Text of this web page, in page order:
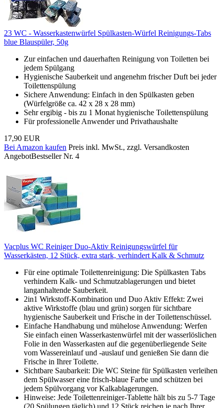
23 WC - Wasserkastenwürfel Spülkasten-Würfel Reinigungs-Tabs
blue Blauspüler, 50g
Zur einfachen und dauerhaften Reinigung von Toiletten bei
jedem Spülgang
Hygienische Sauberkeit und angenehm frischer Duft bei jeder
Toilettenspülung
Sichere Anwendung: Einfach in den Spülkasten geben
(Würfelgröße ca. 42 x 28 x 28 mm)
Sehr ergibig - bis zu 1 Monat hygienische Toilettenspülung
Für professionelle Anwender und Privathaushalte
17,90 EUR
Bei Amazon kaufen Preis inkl. MwSt., zzgl. Versandkosten
AngebotBestseller Nr. 4
Vacplus WC Reiniger Duo-Aktiv Reinigungswürfel für
Wasserkästen, 12 Stück, extra stark, verhindert Kalk & Schmutz
Für eine optimale Toilettenreinigung: Die Spülkasten Tabs
verhindern Kalk- und Schmutzablagerungen und bietet
langanhaltende Sauberkeit.
2in1 Wirkstoff-Kombination und Duo Aktiv Effekt: Zwei
aktive Wirkstoffe (blau und grün) sorgen für sichtbare
hygienische Sauberkeit und Frische in der Toilettenschüssel.
Einfache Handhabung und mühelose Anwendung: Werfen
Sie einfach einen Wasserkastenwürfel mit der wasserlöslichen
Folie in den Wasserkasten auf die gegenüberliegende Seite
vom Wassereinlauf und -auslauf und genießen Sie dann die
Frische in Ihrer Toilette.
Sichtbare Saubarkeit: Die WC Steine für Spülkasten verleihen
dem Spülwasser eine frisch-blaue Farbe und schützen bei
jedem Spülvorgang vor Kalkablagerungen.
Hinweise: Jede Toilettenreiniger-Tablette hält bis zu 5-7 Tage
(20 Spülungen täglich) und 12 Stück reichen je nach Ihrer